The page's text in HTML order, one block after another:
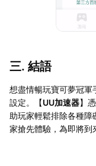
三. 結語
想盡情暢玩寶可夢冠軍
設定。【UU加速器】
助玩家輕鬆排除各種
家搶先體驗，為即將到